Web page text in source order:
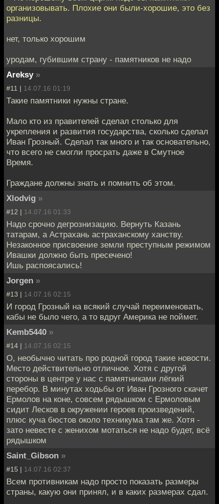
организовывать. Плохие они были-хорошие, это без
разницы.
нет, только хорошим
уродам, губившим страну - памятников не надо
Areksy »
#11 | 14.07.16 01:19
Такие памятники нужны стране.
Мало кто из правителей сделал столько для
укрепления и развития государства, сколько сделал
Иван Грозный. Сделал так много и так основательно,
что всего не смогли просрать даже в Смутное
Время.
Граждане должны знать и помнить об этом.
Xlodvig »
#12 | 14.07.16 01:33
Надо срочно дегрознизацию. Вернуть Казань
татарам, а Астрахань астраханскому ханству.
Незаконное присвоение земли преступным режимом
Ивашки должно быть пресечено!
Ишь распоясались!
Jorgen »
#13 | 14.07.16 02:15
И город Грозный на всякий случай переименовать,
кабы не было чего, а то вдруг Америка не поймет.
Kemb5440 »
#14 | 14.07.16 02:15
О, необычно читать про родной город такие новости.
Место действительно отличное. Хотя с другой
стороны в центре у нас с памятниками лёгкий
перебор. В минутах ходьбы от Иван Грозного скачет
Ермолов на коне, совсем рядышком с Ермоловым
сидит Лесков в окружении героев произведений,
плюс куча бюстов около техникума там же. Хотя -
зато невесте с женихом мотаться не надо будет, всё
рядышком
Saint_Gibson »
#15 | 14.07.16 02:37
Всем противникам надо просто показать размеры
страны, какую они принял, и в каких размерах сдал.